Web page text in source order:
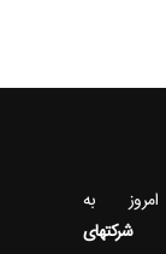
به
شرکتهای